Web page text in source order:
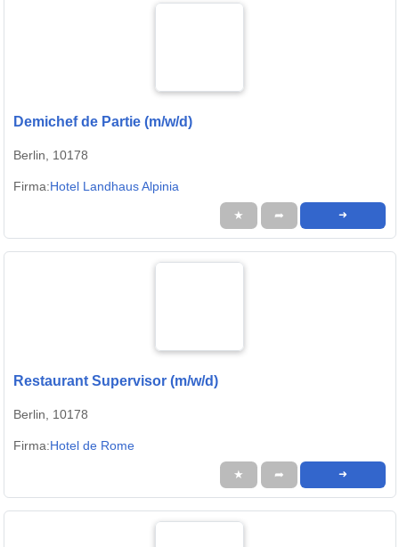
Demichef de Partie (m/w/d)
Berlin, 10178
Firma:Hotel Landhaus Alpinia
★ ➦ ➜
Restaurant Supervisor (m/w/d)
Berlin, 10178
Firma:Hotel de Rome
★ ➦ ➜